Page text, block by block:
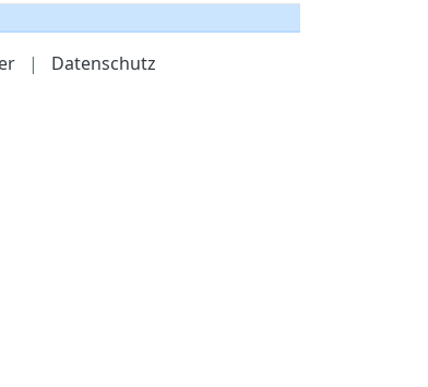
| Datenschutz